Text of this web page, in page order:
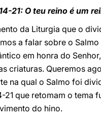
21: O teu reino é um
da Liturgia que o
a falar sobre o Salmo
em honra do
criaturas. Queremos
na qual o Salmo foi
21 que retomam o tema
do hino.